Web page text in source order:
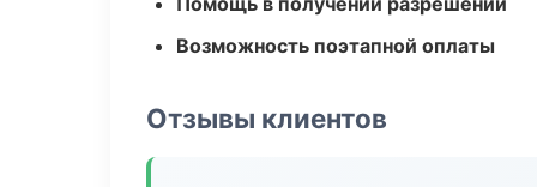
Возможность поэтапной оплаты
Отзывы клиентов